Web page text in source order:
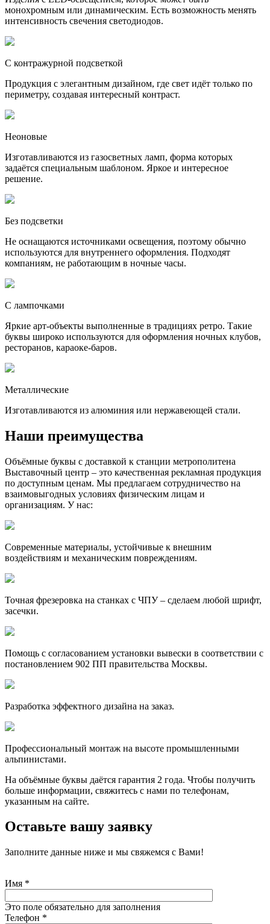
монохромным или динамическим. Есть возможность менять
интенсивность свечения светодиодов.
С контражурной подсветкой
Продукция с элегантным дизайном, где свет идёт только по
периметру, создавая интересный контраст.
Неоновые
Изготавливаются из газосветных ламп, форма которых
задаётся специальным шаблоном. Яркое и интересное
решение.
Без подсветки
Не оснащаются источниками освещения, поэтому обычно
используются для внутреннего оформления. Подходят
компаниям, не работающим в ночные часы.
С лампочками
Яркие арт-объекты выполненные в традициях ретро. Такие
буквы широко используются для оформления ночных клубов,
ресторанов, караоке-баров.
Металлические
Изготавливаются из алюминия или нержавеющей стали.
Наши преимущества
Объёмные буквы с доставкой к станции метрополитена
Выставочный центр – это качественная рекламная продукция
по доступным ценам. Мы предлагаем сотрудничество на
взаимовыгодных условиях физическим лицам и
организациям. У нас:
Современные материалы, устойчивые к внешним
воздействиям и механическим повреждениям.
Точная фрезеровка на станках с ЧПУ – сделаем любой шрифт,
засечки.
Помощь с согласованием установки вывески в соответствии с
постановлением 902 ПП правительства Москвы.
Разработка эффектного дизайна на заказ.
Профессиональный монтаж на высоте промышленными
альпинистами.
На объёмные буквы даётся гарантия 2 года. Чтобы получить
больше информации, свяжитесь с нами по телефонам,
указанным на сайте.
Оставьте вашу заявку
Заполните данные ниже и мы свяжемся с Вами!
Имя *
Это поле обязательно для заполнения
Телефон *